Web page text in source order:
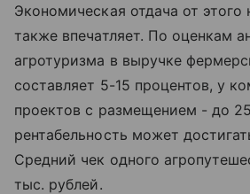
Экономическая отдача от этого
также впечатляет. По оценкам
агротуризма в выручке
составляет 5-15 процентов, у
проектов с размещением - до
рентабельность может
Средний чек одного
тыс. рублей.